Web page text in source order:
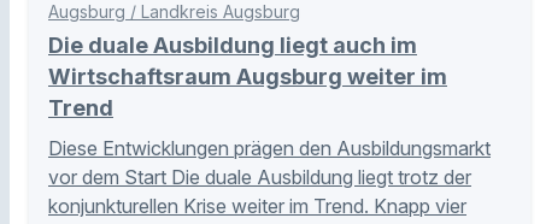
Augsburg / Landkreis Augsburg
Die duale Ausbildung liegt auch im
Wirtschaftsraum Augsburg weiter im
Trend
Diese Entwicklungen prägen den Ausbildungsmarkt
vor dem Start Die duale Ausbildung liegt trotz der
konjunkturellen Krise weiter im Trend. Knapp vier